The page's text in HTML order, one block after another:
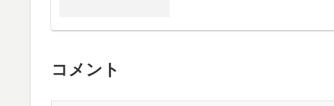
コメント